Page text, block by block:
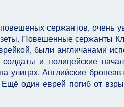
сержантов, очень
Повешенные сержанты
были англичанами
солдаты и полицейские
улицах. Английские
Ещё один еврей погиб от